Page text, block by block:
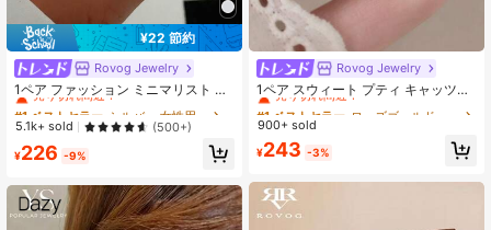
¥22 節約
Rovog Jewelry
1ペア ファッション ミニマリスト 透
明樹脂 幾何学ボール 銅製フープピア
ス レディース カジュアル パーティ
ー向け
#1 ベストセラー
売り切れ間近！
#1 ベストセラー
売り切れ間近！
#1 ベストセラー
売り切れ間近！
#1 ベストセラー
売り切れ間近！
5.1k+ sold (500+)
¥226 -9%
Rovog Jewelry
1ペア スウィート プティ キャッツア
イストーン チェリー インレイ ガラ
ス スタッドピアス レディース デイ
#1 ベストセラー
売り切れ間近！
#1 ベストセラー
売り切れ間近！
#1 ベストセラー
売り切れ間近！
#1 ベストセラー
900+ sold
¥243 -3%